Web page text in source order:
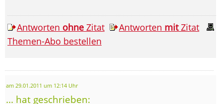
Antworten ohne Zitat Antworten mitZitat
Themen-Abo bestellen
am 29.01.2011 um 12:14 Uhr
... hat geschrieben: